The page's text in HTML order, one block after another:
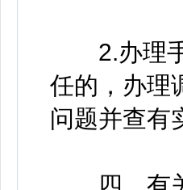
2.办理手
任的，办理
问题并查有